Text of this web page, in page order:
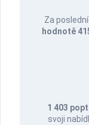
Za
hodnotě
1 403
svoji